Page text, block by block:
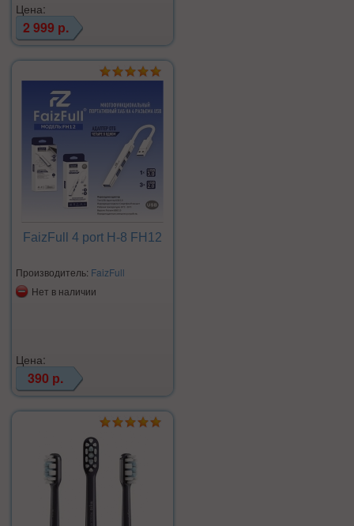
Цена:
2 999 р.
FaizFull 4 port H-8 FH12
Производитель: FaizFull
Нет в наличии
Цена:
390 р.